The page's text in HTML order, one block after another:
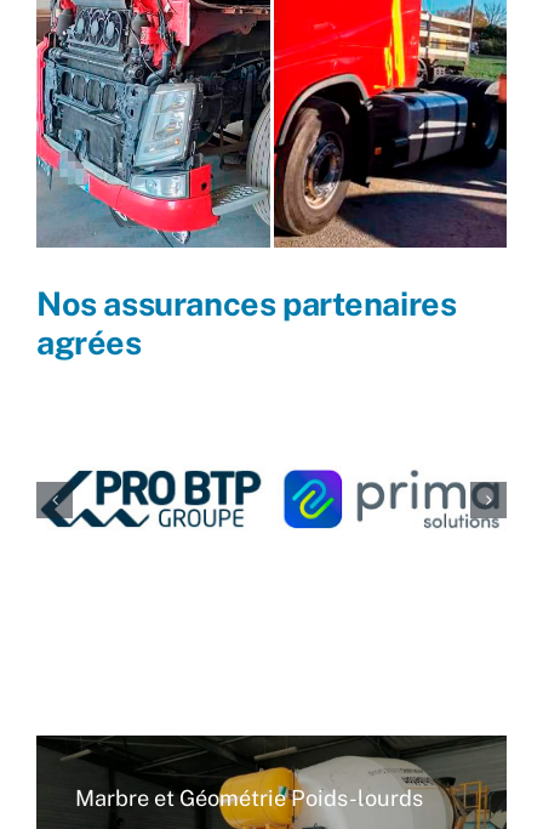
Nos assurances partenaires
agrées
Marbre et Géométrie Poids-lourds